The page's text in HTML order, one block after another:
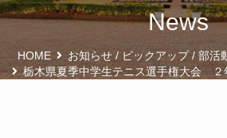
News
HOME お知らせ / ピックアップ/ 部活
栃木県夏季中学生テニス選手権大会 ２